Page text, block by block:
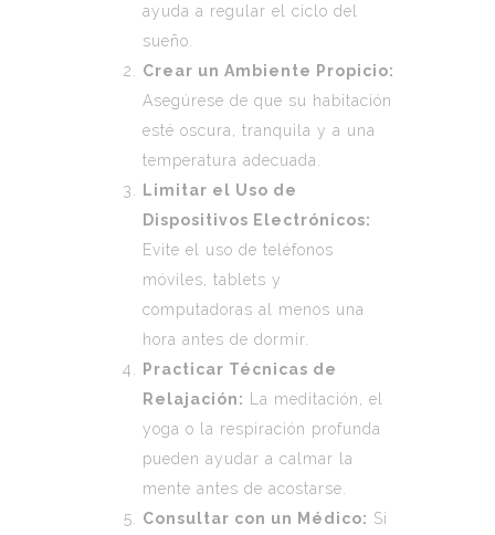
ayuda a regular el ciclo del
sueño.
Crear un Ambiente Propicio:
Asegúrese de que su habitación
esté oscura, tranquila y a una
temperatura adecuada.
Limitar el Uso de
Dispositivos Electrónicos:
Evite el uso de teléfonos
móviles, tablets y
computadoras al menos una
hora antes de dormir.
Practicar Técnicas de
Relajación: La meditación, el
yoga o la respiración profunda
pueden ayudar a calmar la
mente antes de acostarse.
Consultar con un Médico: Si